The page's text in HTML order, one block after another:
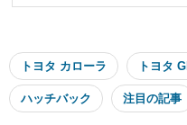
トヨタ カローラ トヨタ
ハッチバック 注目の記事